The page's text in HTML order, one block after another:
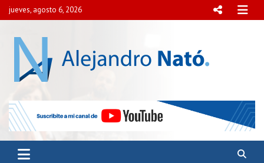
Skip
to
jueves, agosto 6, 2026
Alejandro Nató
la Democracia y la Paz Social.